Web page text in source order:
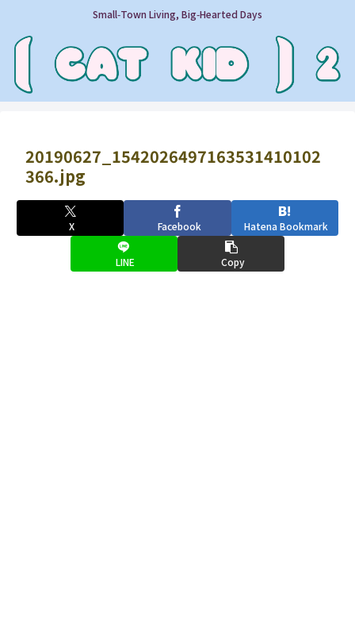
Small‑Town Living, Big‑Hearted Days
20190627_1542026497163531410102
366.jpg
X Facebook Hatena Bookmark
LINE Copy